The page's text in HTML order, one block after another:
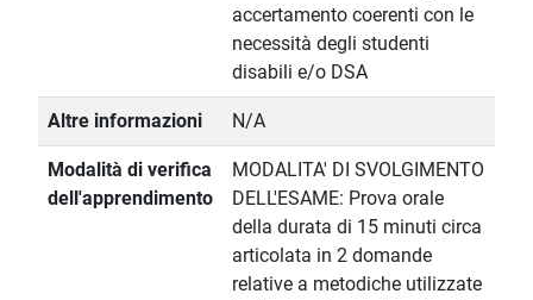
accertamento coerenti con le
necessità degli studenti
disabili e/o DSA
Altre informazioni N/A
Modalità di verifica
dell'apprendimento
MODALITA' DI SVOLGIMENTO
DELL'ESAME: Prova orale
della durata di 15 minuti circa
articolata in 2 domande
relative a metodiche utilizzate